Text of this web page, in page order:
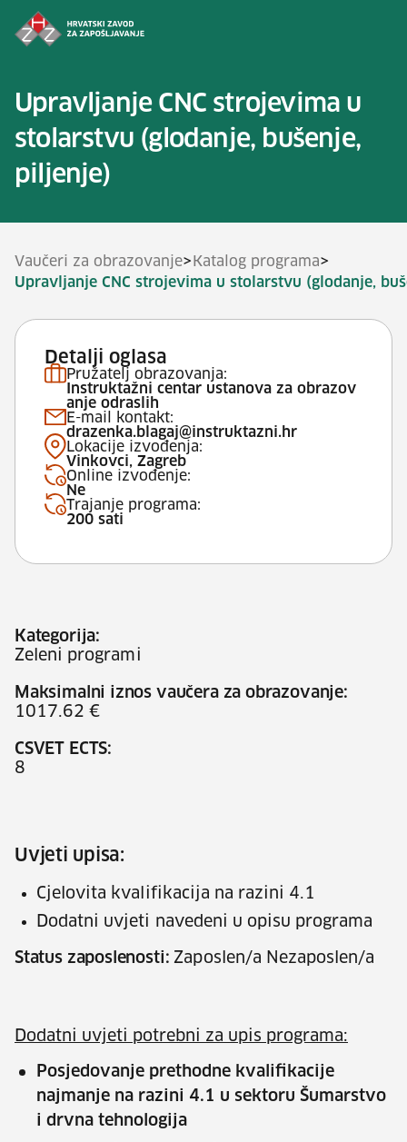
Upravljanje CNC strojevima u
stolarstvu (glodanje, bušenje,
piljenje)
Vaučeri za obrazovanje> Katalog programa>
Upravljanje CNC strojevima u stolarstvu (glodanje,
Detalji oglasa
Pružatelj obrazovanja:
Instruktažni centar ustanova za obrazov
anje odraslih
E-mail kontakt:
drazenka.blagaj@instruktazni.hr
Lokacije izvođenja:
Vinkovci, Zagreb
Online izvođenje:
Ne
Trajanje programa:
200 sati
Kategorija:
Zeleni programi
Maksimalni iznos vaučera za obrazovanje:
1017.62 €
CSVET ECTS:
8
Uvjeti upisa:
Cjelovita kvalifikacija na razini 4.1
Dodatni uvjeti navedeni u opisu programa
Status zaposlenosti: Zaposlen/a Nezaposlen/a
Dodatni uvjeti potrebni za upis programa:
Posjedovanje prethodne kvalifikacije
najmanje na razini 4.1 u sektoru Šumarstvo
i drvna tehnologija